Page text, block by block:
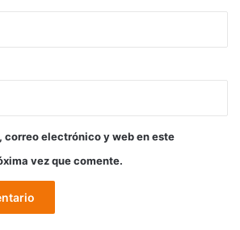
correo electrónico y web en este
vez que comente.